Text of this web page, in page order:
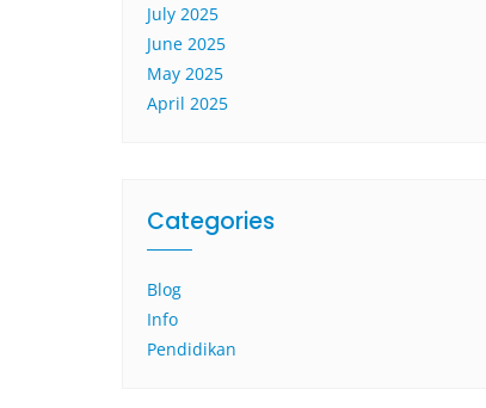
July 2025
June 2025
May 2025
April 2025
Categories
Blog
Info
Pendidikan